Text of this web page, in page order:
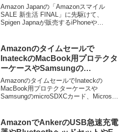
iPad Air (M3)、MacBook Air
(M4)、Mac Studio対応のケース
やスタンドなどがタイムセール
Amazon Japanの「Amazonスマイル
SALE 新生活 FINAL」に先駆けて、
Spigen Japnaが販売するiPhoneや
約1,980点の商品が最大40%OFFとなる先
行セールが開催されています。
Amazonのタイムセールで
InateckのMacBook用プロテクタ
ーケースやSamsungの
microSDXCカードなどが特別価
格で販売中。
AmazonのタイムセールでInateckの
MacBook用プロテクターケースや
SamsungのmicroSDXCカード、Microsoft
AmazonでAnkerのUSB急速充電